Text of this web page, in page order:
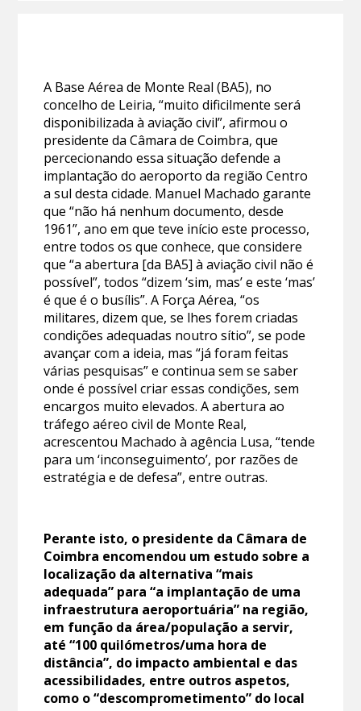
A Base Aérea de Monte Real (BA5), no
concelho de Leiria, “muito dificilmente será
disponibilizada à aviação civil”, afirmou o
presidente da Câmara de Coimbra, que
percecionando essa situação defende a
implantação do aeroporto da região Centro
a sul desta cidade. Manuel Machado garante
que “não há nenhum documento, desde
1961”, ano em que teve início este processo,
entre todos os que conhece, que considere
que “a abertura [da BA5] à aviação civil não é
possível”, todos “dizem ‘sim, mas’ e este ‘mas’
é que é o busílis”. A Força Aérea, “os
militares, dizem que, se lhes forem criadas
condições adequadas noutro sítio”, se pode
avançar com a ideia, mas “já foram feitas
várias pesquisas” e continua sem se saber
onde é possível criar essas condições, sem
encargos muito elevados. A abertura ao
tráfego aéreo civil de Monte Real,
acrescentou Machado à agência Lusa, “tende
para um ‘inconseguimento’, por razões de
estratégia e de defesa”, entre outras.
Perante isto, o presidente da Câmara de
Coimbra encomendou um estudo sobre a
localização da alternativa “mais
adequada” para “a implantação de uma
infraestrutura aeroportuária” na região,
em função da área/população a servir,
até “100 quilómetros/uma hora de
distância”, do impacto ambiental e das
acessibilidades, entre outros aspetos,
como o “descomprometimento” do local